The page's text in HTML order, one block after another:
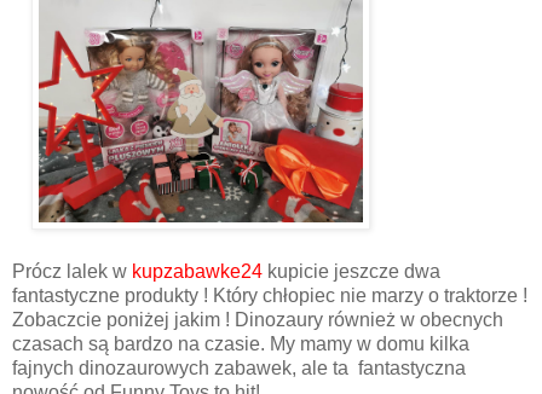
Prócz lalek w kupzabawke24 kupicie jeszcze dwa
fantastyczne produkty ! Który chłopiec nie marzy o traktorze !
Zobaczcie poniżej jakim ! Dinozaury również w obecnych
czasach są bardzo na czasie. My mamy w domu kilka
fajnych dinozaurowych zabawek, ale ta fantastyczna